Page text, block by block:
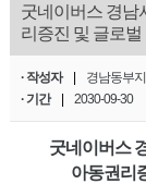
굿네이버스 경남
리증진 및 글로
· 작성자 경남동부
· 기간
2030-09-30
굿네이버스
아동권리